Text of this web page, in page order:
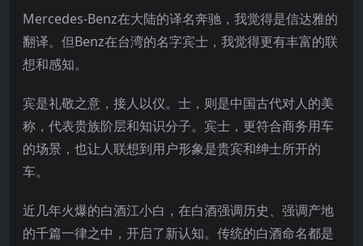
Mercedes-Benz在大陆的译名奔驰，我觉得是信达雅的
翻译。但Benz在台湾的名字宾士，我觉得更有丰富的联
想和感知。
宾是礼敬之意，接人以仪。士，则是中国古代对人的美
称，代表贵族阶层和知识分子。宾士，更符合商务用车
的场景，也让人联想到用户形象是贵宾和绅士所开的
车。
近几年火爆的白酒江小白，在白酒强调历史、强调产地
的千篇一律之中，开启了新认知。传统的白酒命名都是